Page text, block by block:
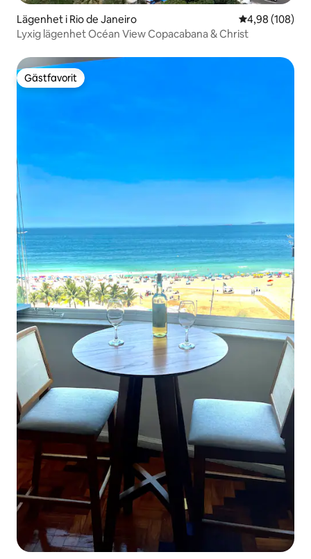
Lägenhet i Rio de Janeiro 4,98 av 5 i
4,98 (108)
Lyxig lägenhet Océan View Copacabana & Christ
Gästfavorit
Gästfavorit